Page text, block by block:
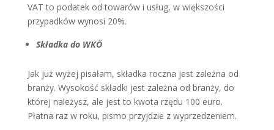
VAT to podatek od towarów i usług, w większości
przypadków wynosi 20%.
Składka do WKÖ
Jak już wyżej pisałam, składka roczna jest zależna od
branży. Wysokość składki jest zależna od branży, do
której należysz, ale jest to kwota rzędu 100 euro.
Płatna raz w roku, pismo przyjdzie z wyprzedzeniem.